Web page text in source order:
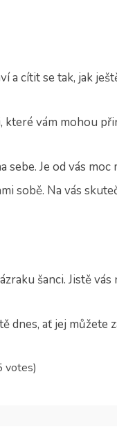
a cítit se tak, jak
které vám mohou
sebe. Je od vás
sobě. Na vás
šanci. Jistě
dnes, ať jej
votes)